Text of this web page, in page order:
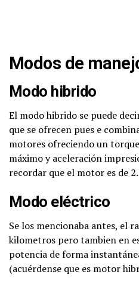
Modos de
Modo hibrido
El modo hibrido se puede
que se ofrecen pues e
motores ofreciendo un
máximo y aceleración
recordar que el motor es de
Modo eléctrico
Se los mencionaba antes, el
kilometros pero tambien en
potencia de forma
(acuérdense que es motor